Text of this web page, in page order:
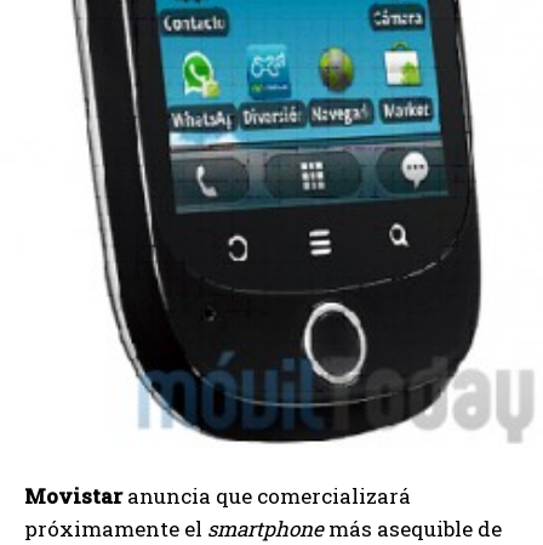
Movistaranuncia que comercializará
próximamente el smartphonemás asequible de